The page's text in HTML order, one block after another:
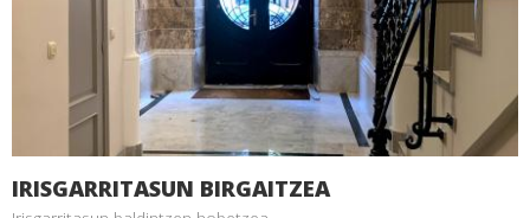
IRISGARRITASUN BIRGAITZEA